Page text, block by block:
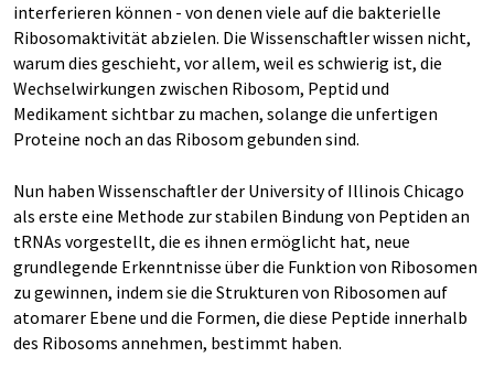
interferieren können - von denen viele auf die bakterielle
Ribosomaktivität abzielen. Die Wissenschaftler wissen nicht,
warum dies geschieht, vor allem, weil es schwierig ist, die
Wechselwirkungen zwischen Ribosom, Peptid und
Medikament sichtbar zu machen, solange die unfertigen
Proteine noch an das Ribosom gebunden sind.
Nun haben Wissenschaftler der University of Illinois Chicago
als erste eine Methode zur stabilen Bindung von Peptiden an
tRNAs vorgestellt, die es ihnen ermöglicht hat, neue
grundlegende Erkenntnisse über die Funktion von Ribosomen
zu gewinnen, indem sie die Strukturen von Ribosomen auf
atomarer Ebene und die Formen, die diese Peptide innerhalb
des Ribosoms annehmen, bestimmt haben.